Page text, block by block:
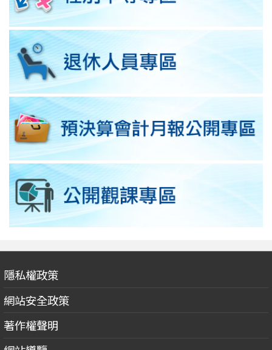
隱私權政策
網站安全政策
著作權聲明